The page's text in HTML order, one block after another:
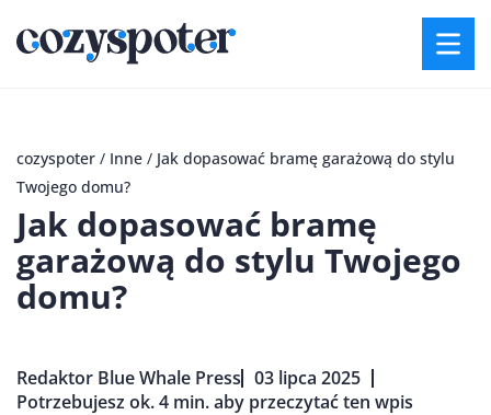
cozyspoter / Inne / Jak dopasować bramę garażową do stylu
Twojego domu?
Jak dopasować bramę
garażową do stylu Twojego
domu?
Redaktor Blue Whale Press 03 lipca 2025
Potrzebujesz ok. 4 min. aby przeczytać ten wpis